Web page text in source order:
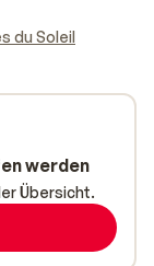
du Soleil
werden
Übersicht.